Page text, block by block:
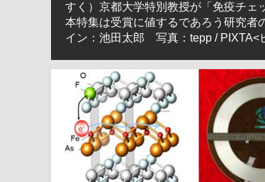
すく）京都大学特別教授が「免疫チェ
本特集は受賞に値するであろう研究者
イン：池田太郎 写真：tepp / PIXTA<